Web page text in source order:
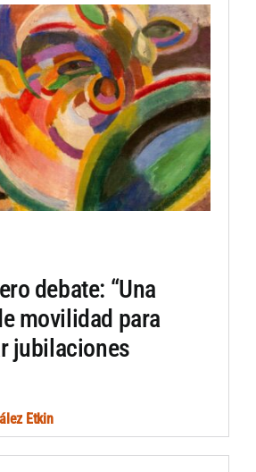
debate: “Una
movilidad para
jubilaciones
Etkin